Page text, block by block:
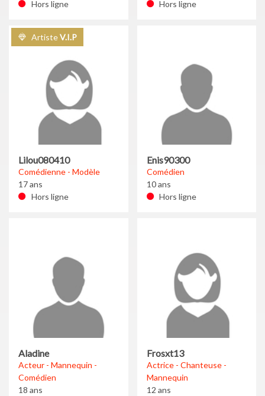
Hors ligne
Hors ligne
ArtisteV.I.P
Lilou080410
Comédienne - Modèle
17 ans
Hors ligne
Enis90300
Comédien
10 ans
Hors ligne
Aladine
Acteur - Mannequin -
Comédien
18 ans
Frosxt13
Actrice - Chanteuse -
Mannequin
12 ans